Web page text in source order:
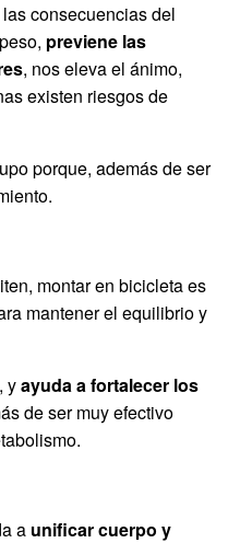
consecuencias del
previene las
, nos eleva el ánimo,
existen riesgos de
porque, además de ser
montar en bicicleta es
mantener el equilibrio y
yayuda a fortalecer los
de ser muy efectivo
a unificar cuerpo y